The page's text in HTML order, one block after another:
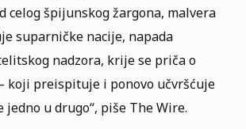
celog špijunskog žargona, malvera
suparničke nacije, napada
nadzora, krije se priča o
koji preispituje i ponovo učvršćuje
jedno u drugo“, piše The Wire.